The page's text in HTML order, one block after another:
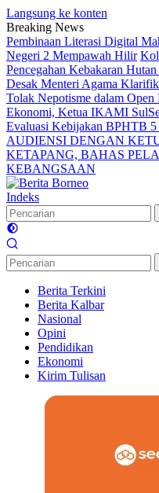
Langsung ke konten
Breaking News
Pembinaan Literasi Digital
Negeri 2 Mempawah Hilir
Pencegahan Kebakaran
Desak Menteri Agama
Tolak Nepotisme dalam
Ekonomi, Ketua IKAMI
Evaluasi Kebijakan BPHTB 5
AUDIENSI DENGAN
KETAPANG, BAHAS
KEBANGSAAN
Indeks
Berita Terkini
Berita Kalbar
Nasional
Opini
Pendidikan
Ekonomi
Kirim Tulisan